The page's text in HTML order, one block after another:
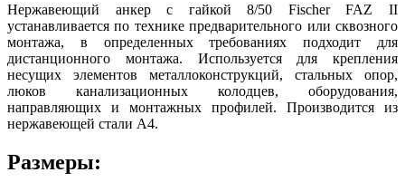
Нержавеющий анкер с гайкой 8/50 Fischer FAZ II
устанавливается по технике предварительного или сквозного
монтажа, в определенных требованиях подходит для
дистанционного монтажа. Используется для крепления
несущих элементов металлоконструкций, стальных опор,
люков канализационных колодцев, оборудования,
направляющих и монтажных профилей. Производится из
нержавеющей стали А4.
Размеры: